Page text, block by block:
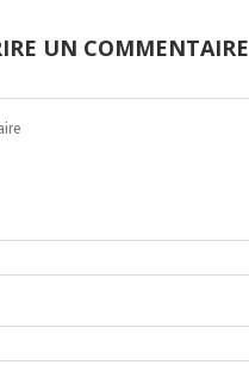
UN COMMENTAIRE